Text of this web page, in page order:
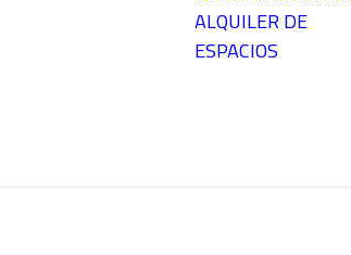
ALQUILER DE
ESPACIOS